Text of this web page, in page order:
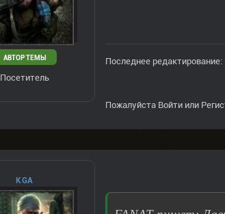
АВТОР ТЕМЫ
Посетитель
Последнее
Пожалуйста Войти или
KGA